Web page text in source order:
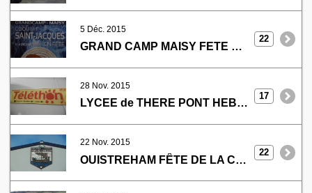
5 Déc. 2015
GRAND CAMP MAISY FETE DE LA COQUILLE
22
28 Nov. 2015
LYCEE de THERE PONT HEBERT
17
22 Nov. 2015
OUISTREHAM FÊTE DE LA COQUILLE
22